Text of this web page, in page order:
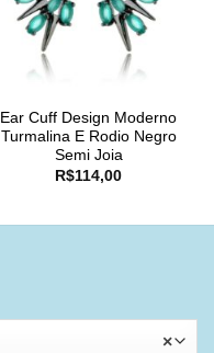
Ear Cuff Design Moderno
Turmalina E Rodio Negro
Semi Joia
R$114,00
×